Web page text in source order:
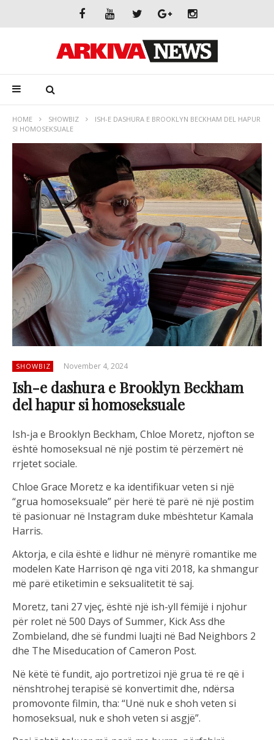
HOME SHOWBIZ
ISH-E DASHURA E BROOKLYN BECKHAM DEL HAPUR
SI HOMOSEKSUALE
SHOWBIZ November 4, 2024
Ish-e dashura e Brooklyn Beckham
del hapur si homoseksuale
Ish-ja e Brooklyn Beckham, Chloe Moretz, njofton se
është homoseksual në një postim të përzemërt në
rrjetet sociale.
Chloe Grace Moretz e ka identifikuar veten si një
“grua homoseksuale” për herë të parë në një postim
të pasionuar në Instagram duke mbështetur Kamala
Harris.
Aktorja, e cila është e lidhur në mënyrë romantike me
modelen Kate Harrison që nga viti 2018, ka shmangur
më parë etiketimin e seksualitetit të saj.
Moretz, tani 27 vjeç, është një ish-yll fëmijë i njohur
për rolet në 500 Days of Summer, Kick Ass dhe
Zombieland, dhe së fundmi luajti në Bad Neighbors 2
dhe The Miseducation of Cameron Post.
Në këtë të fundit, ajo portretizoi një grua të re që i
nënshtrohej terapisë së konvertimit dhe, ndërsa
promovonte filmin, tha: “Unë nuk e shoh veten si
homoseksual, nuk e shoh veten si asgjë”.